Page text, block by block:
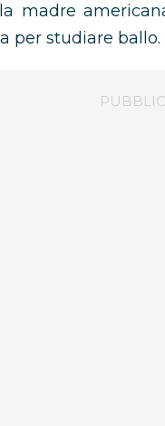
madre
per studiare ballo.